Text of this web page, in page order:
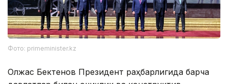
Фото: primeminister.kz
Олжас Бектенов Президент раҳбарлигида барча